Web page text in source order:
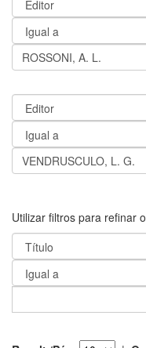
Utilizar filtros para refinar